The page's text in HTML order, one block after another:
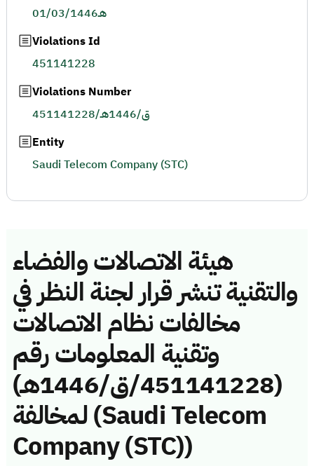
هيئة الاتصالات والفضاء
والتقنية تنشر قرار لجنة النظر في
مخالفات نظام الاتصالات
وتقنية المعلومات رقم
(451141228/ق/1446هـ)
لمخالفة (Saudi Telecom
Company (STC))
01/03/1446هـ
Violations Id
451141228
Violations Number
451141228/ق/1446هـ
Entity
Saudi Telecom Company (STC)